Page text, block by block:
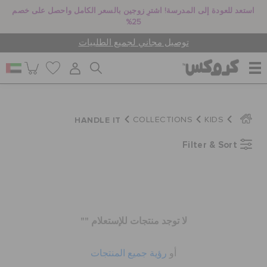
استعد للعودة إلى المدرسة! اشترِ زوجين بالسعر الكامل واحصل على خصم
25%
توصيل مجاني لجميع الطلبيات
للرجال
KIDS
COLLECTIONS
HANDLE IT
Filter & Sort
لا توجد منتجات للإستعلام ""
أو رؤية جميع المنتجات